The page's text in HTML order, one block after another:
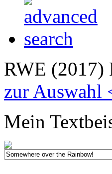
RWE
zur Auswahl
Mein